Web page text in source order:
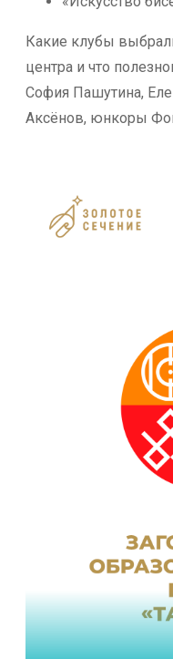
Какие клубы
центра и что
София Пашутина,
Аксёнов, юнкоры